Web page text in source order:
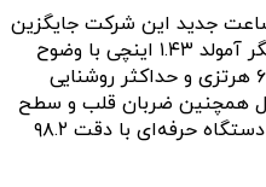
جدید این شرکت جایگزین
واچ S3 شده است و از یک نمایشگر آمولد ۱.۴۳ اینچی با وضوح
۴۶۶ x 466 پیکسل، نرخ نوسازی ۶۰ هرتزی و حداکثر روشنایی
همچنین ضربان قلب و سطح
اکسیژن خون را در مقایسه با یک دستگاه حرفه‌ای با دقت ۹۸.۲